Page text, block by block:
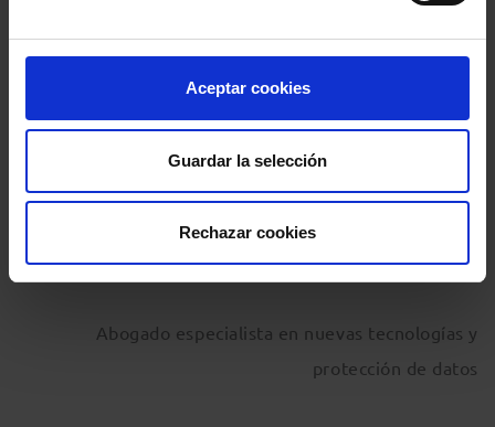
Aceptar cookies
Guardar la selección
Rechazar cookies
sanciones, cumplir con la LOPD ayuda a gestionar
mejor nuestros despachos y transmite a los clientes
David González Calleja
Abogado especialista en nuevas tecnologías y
protección de datos